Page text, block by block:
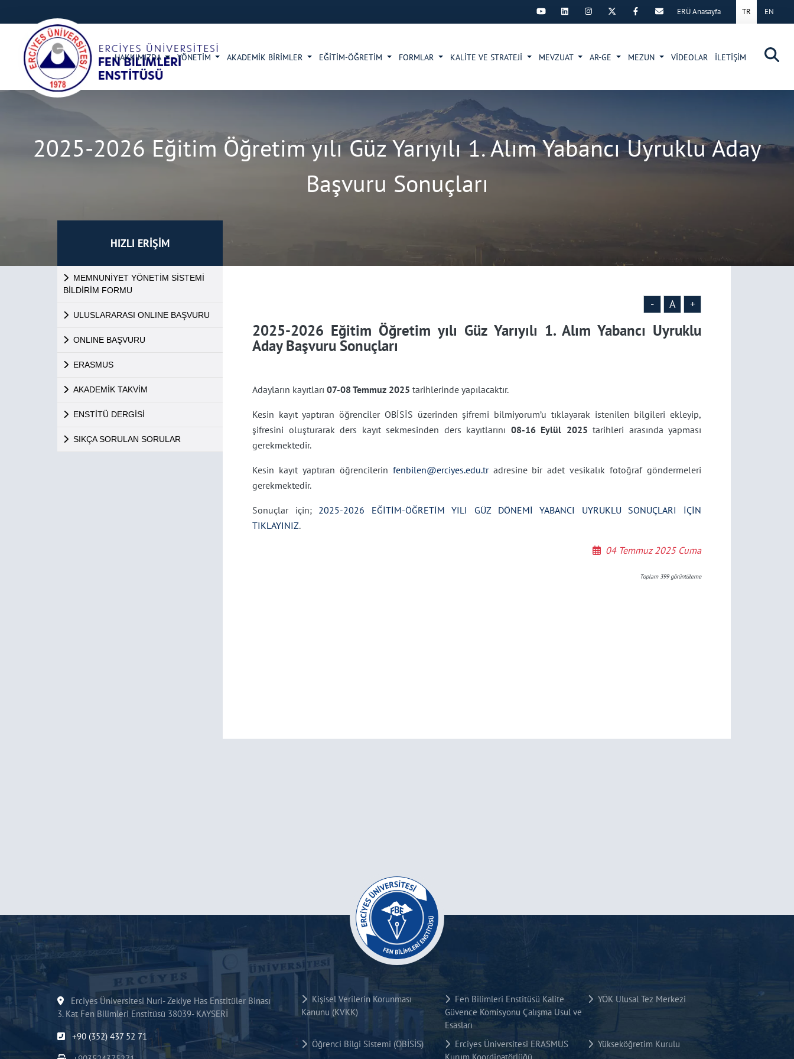
×
TR EN
ERÜ Anasayfa
HAKKIMIZDA YÖNETİM AKADEMİK BİRİMLER EĞİTİM-ÖĞRETİM FORMLAR KALİTE VE STRATEJİ MEVZUAT AR-GE MEZUN VİDEOLAR İLETİŞİM
2025-2026 Eğitim Öğretim yılı Güz Yarıyılı 1. Alım Yabancı Uyruklu Aday
Başvuru Sonuçları
HIZLI ERİŞİM
MEMNUNİYET YÖNETİM SİSTEMİ
BİLDİRİM FORMU
ULUSLARARASI ONLINE BAŞVURU
ONLINE BAŞVURU
ERASMUS
AKADEMİK TAKVİM
ENSTİTÜ DERGİSİ
SIKÇA SORULAN SORULAR
- A +
2025-2026 Eğitim Öğretim yılı Güz Yarıyılı 1. Alım Yabancı Uyruklu
Aday Başvuru Sonuçları
Adayların kayıtları 07-08 Temmuz 2025 tarihlerinde yapılacaktır.
Kesin kayıt yaptıran öğrenciler OBİSİS üzerinden şifremi bilmiyorum’u tıklayarak istenilen bilgileri ekleyip,
şifresini oluşturarak ders kayıt sekmesinden ders kayıtlarını 08-16 Eylül 2025 tarihleri arasında yapması
gerekmektedir.
Kesin kayıt yaptıran öğrencilerin fenbilen@erciyes.edu.tradresine bir adet vesikalık fotoğraf göndermeleri
gerekmektedir.
Sonuçlar için; 2025-2026 EĞİTİM-ÖĞRETİM YILI GÜZ DÖNEMİ YABANCI UYRUKLU SONUÇLARI İÇİN
TIKLAYINIZ.
04 Temmuz 2025 Cuma
Toplam 399görüntüleme
Erciyes Üniversitesi Nuri- Zekiye Has Enstitüler Binası
3. Kat Fen Bilimleri Enstitüsü 38039- KAYSERİ
+90 (352) 437 52 71
Kişisel Verilerin Korunması
Kanunu (KVKK)
Fen Bilimleri Enstitüsü Kalite
Güvence Komisyonu Çalışma Usul ve
Esasları
YÖK Ulusal Tez Merkezi
Öğrenci Bilgi Sistemi (OBİSİS)
Erciyes Üniversitesi ERASMUS
Yükseköğretim Kurulu